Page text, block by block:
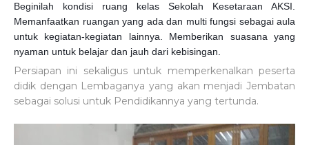
Beginilah kondisi ruang kelas Sekolah Kesetaraan AKSI.
Memanfaatkan ruangan yang ada dan multi fungsi sebagai aula
untuk kegiatan-kegiatan lainnya. Memberikan suasana yang
nyaman untuk belajar dan jauh dari kebisingan.
Persiapan ini sekaligus untuk memperkenalkan peserta
didik dengan Lembaganya yang akan menjadi Jembatan
sebagai solusi untuk Pendidikannya yang tertunda.